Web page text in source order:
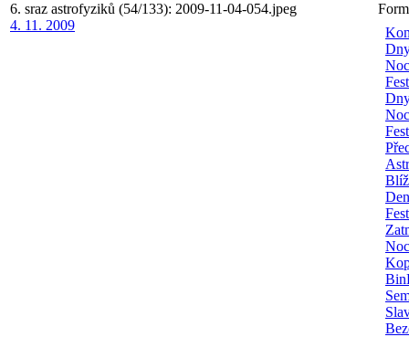
6. sraz astrofyziků (54/133): 2009-11-04-054.jpeg
4. 11. 2009